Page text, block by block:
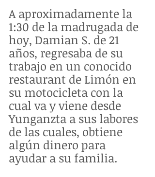
A aproximadamente la
1:30 de la madrugada de
hoy, Damian S. de 21
años, regresaba de su
trabajo en un conocido
restaurant de Limón en
su motocicleta con la
cual va y viene desde
Yunganzta a sus labores
de las cuales, obtiene
algún dinero para
ayudar a su familia.